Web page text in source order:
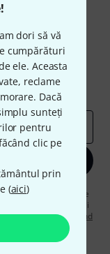
dori să vă
cumpărături
ele. Aceasta
reclame
Dacă
sunteți
pentru
clic pe
prin
(aici)
în limba
unul dintre 50
Oferte
să primiți publicitate
Puteți găsi informații
nostru privind